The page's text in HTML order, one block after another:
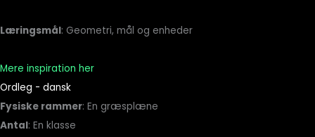
Læringsmål: Geometri, mål og enheder
Mere inspiration her
Ordleg - dansk
Fysiske rammer: En græsplæne
Antal: En klasse